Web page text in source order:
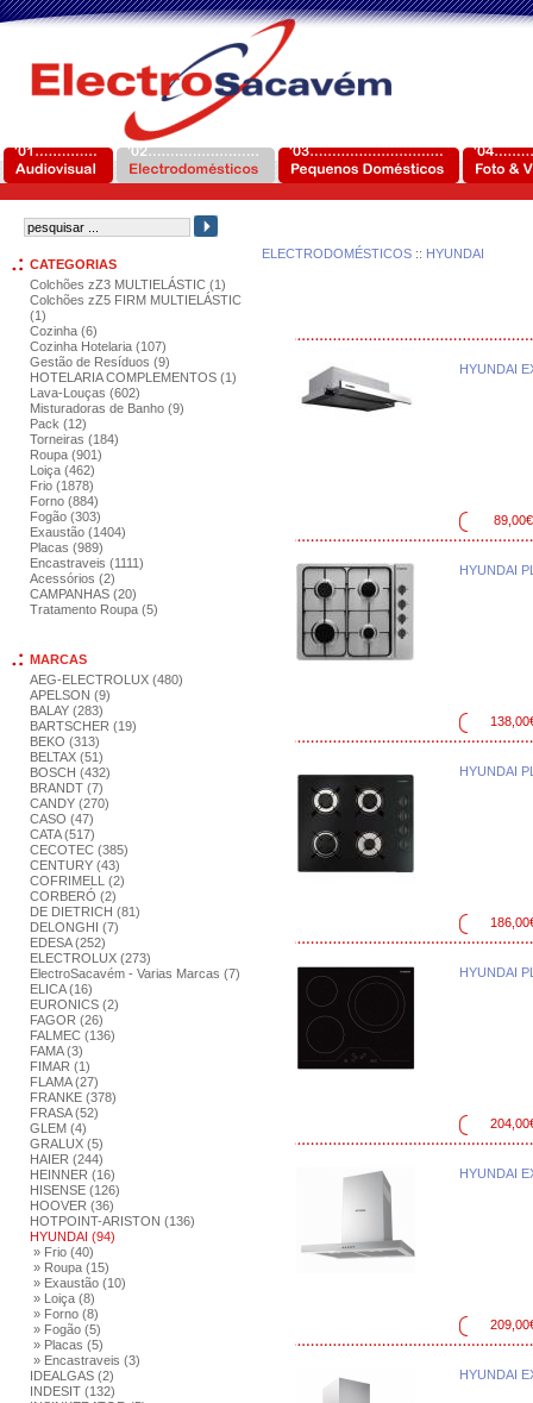
CATEGORIAS
Colchões zZ3 MULTIELÁSTIC (1)
Colchões zZ5 FIRM MULTIELÁSTIC
(1)
Cozinha (6)
Cozinha Hotelaria (107)
Gestão de Resíduos (9)
HOTELARIA COMPLEMENTOS (1)
Lava-Louças (602)
Misturadoras de Banho (9)
Pack (12)
Torneiras (184)
Roupa (901)
Loiça (462)
Frio (1878)
Forno (884)
Fogão (303)
Exaustão (1404)
Placas (989)
Encastraveis (1111)
Acessórios (2)
CAMPANHAS (20)
Tratamento Roupa (5)
MARCAS
AEG-ELECTROLUX (480)
APELSON (9)
BALAY (283)
BARTSCHER (19)
BEKO (313)
BELTAX (51)
BOSCH (432)
BRANDT (7)
CANDY (270)
CASO (47)
CATA (517)
CECOTEC (385)
CENTURY (43)
COFRIMELL (2)
CORBERÓ (2)
DE DIETRICH (81)
DELONGHI (7)
EDESA (252)
ELECTROLUX (273)
ElectroSacavém - Varias Marcas (7)
ELICA (16)
EURONICS (2)
FAGOR (26)
FALMEC (136)
FAMA (3)
FIMAR (1)
FLAMA (27)
FRANKE (378)
FRASA (52)
GLEM (4)
GRALUX (5)
HAIER (244)
HEINNER (16)
HISENSE (126)
HOOVER (36)
HOTPOINT-ARISTON (136)
HYUNDAI (94)
» Frio (40)
» Roupa (15)
» Exaustão (10)
» Loiça (8)
» Forno (8)
» Fogão (5)
» Placas (5)
» Encastraveis (3)
IDEALGAS (2)
INDESIT (132)
ELECTRODOMÉSTICOS:: HYUNDAI
HYUNDAI
89,00€
HYUNDAI
HYUNDAI
HYUNDAI
HYUNDAI
HYUNDAI